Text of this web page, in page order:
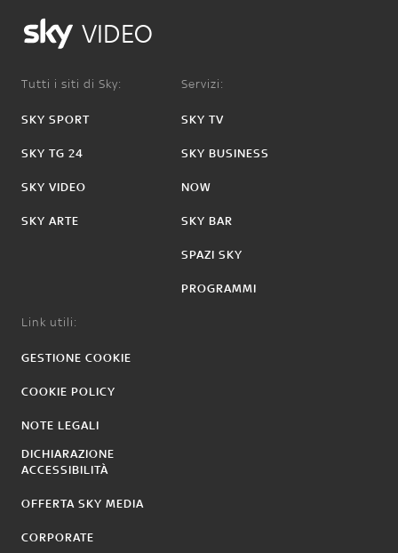
VIDEO
Tutti i siti di Sky:
SKY SPORT
SKY TG 24
SKY VIDEO
SKY ARTE
Servizi:
SKY TV
SKY BUSINESS
NOW
SKY BAR
SPAZI SKY
PROGRAMMI
Link utili:
GESTIONE COOKIE
COOKIE POLICY
NOTE LEGALI
DICHIARAZIONE
ACCESSIBILITÀ
OFFERTA SKY MEDIA
CORPORATE